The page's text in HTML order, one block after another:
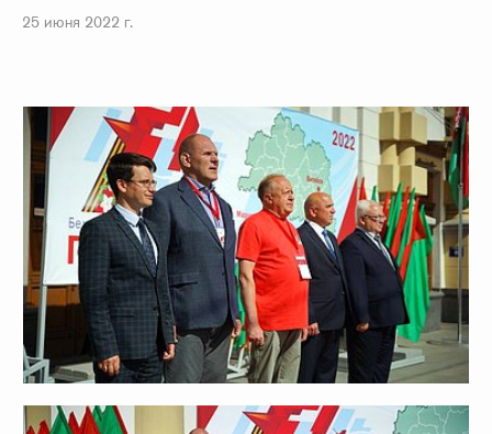
25 июня 2022 г.